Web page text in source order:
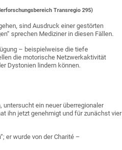
Transregio 295)
sind Ausdruck einer gestörten
sprechen Mediziner in diesen Fällen.
– beispielweise die tiefe
die motorische Netzwerkaktivität
Dystonien lindern können.
untersucht ein neuer überregionaler
ihn jetzt genehmigt und für zunächst vier
er wurde von der Charité –